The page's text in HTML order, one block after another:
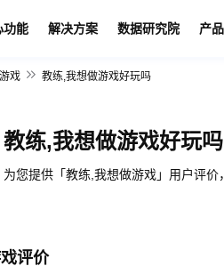
功能 解决方案 数据研究院 产
戏 教练,我想做游戏好玩吗
教练,我想做游戏好玩吗
为您提供「教练,我想做游戏」用户评
评价